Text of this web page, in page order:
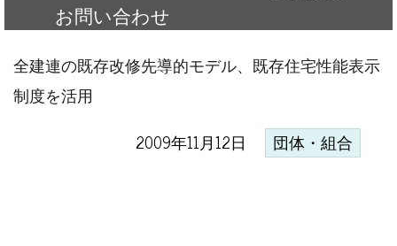
お問い合わせ
全建連の既存改修先導的モデル、既存住宅性能表示
制度を活用
2009年11月12日 団体・組合